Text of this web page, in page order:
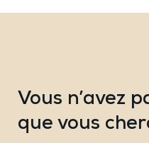
Vous n’avez
que vous